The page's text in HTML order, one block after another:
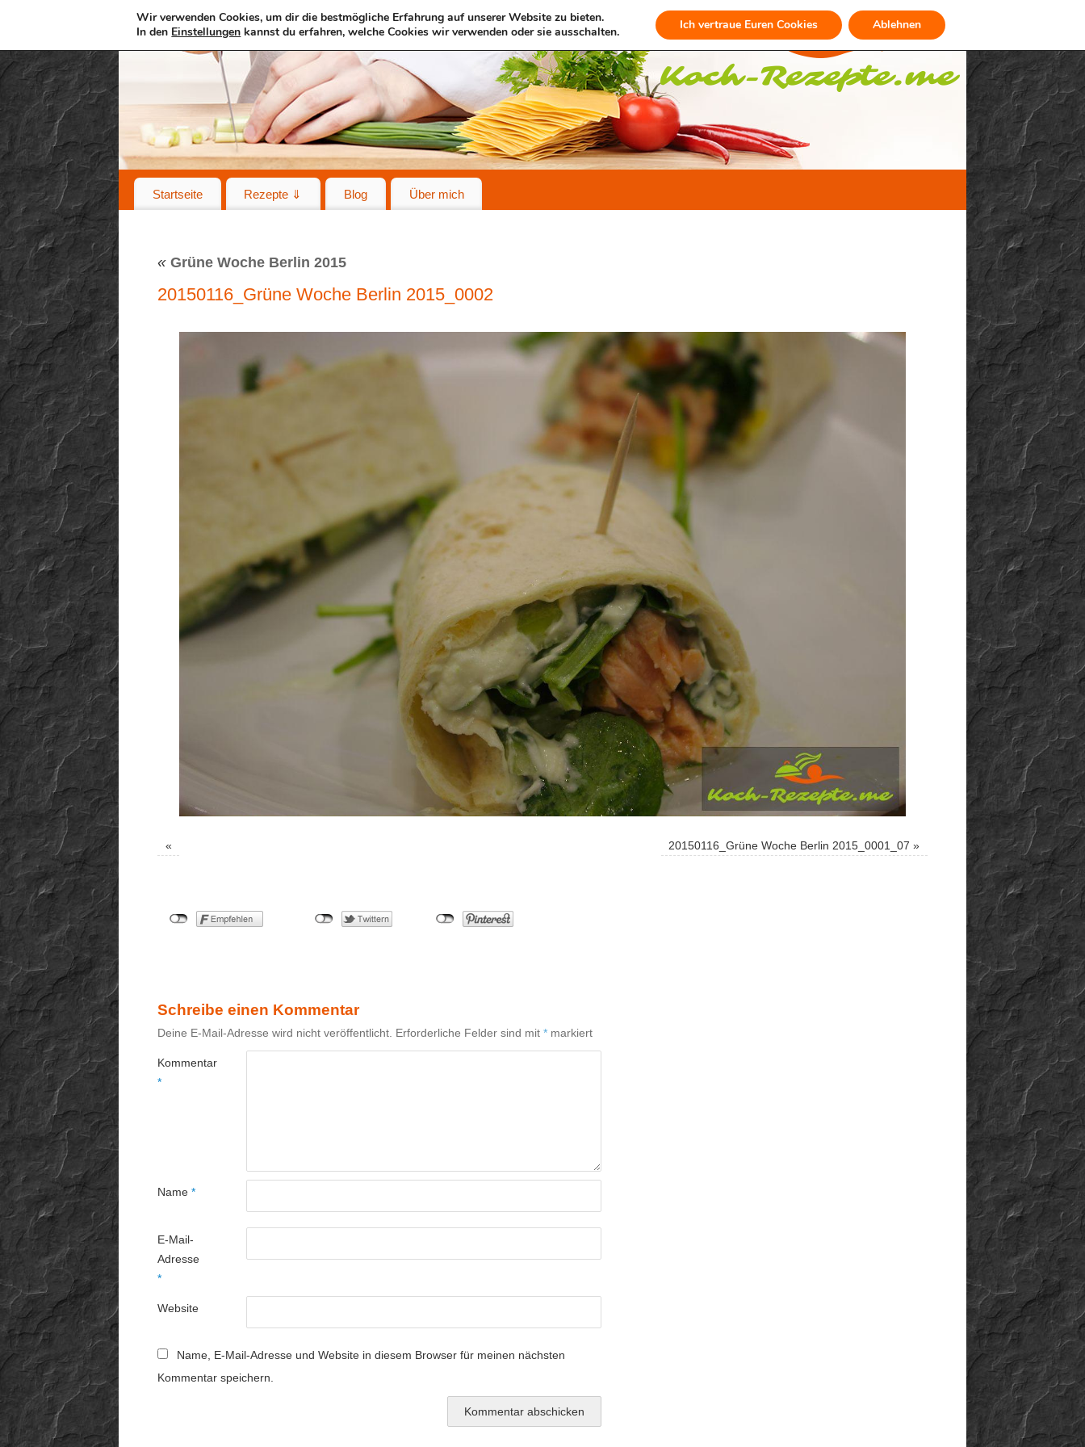
Startseite Rezepte ⇓ Blog Über mich
« Grüne Woche Berlin 2015
20150116_Grüne Woche Berlin 2015_0002
« 20150116_Grüne Woche Berlin 2015_0001_07 »
Schreibe einen Kommentar
Deine E-Mail-Adresse wird nicht veröffentlicht. Erforderliche Felder sind mit * markiert
Kommentar
*
Name *
E-Mail-
Adresse
*
Website
Name, E-Mail-Adresse und Website in diesem Browser für meinen nächsten
Kommentar speichern.
Wir verwenden Cookies, um dir die bestmögliche Erfahrung auf unserer Website zu bieten.
In den Einstellungen kannst du erfahren, welche Cookies wir verwenden oder sie ausschalten. Ich vertraue Euren Cookies Ablehnen